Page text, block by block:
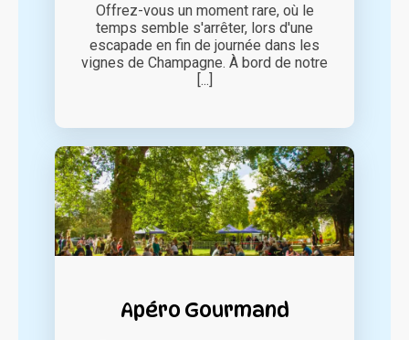
Offrez-vous un moment rare, où le
temps semble s'arrêter, lors d'une
escapade en fin de journée dans les
vignes de Champagne. À bord de notre
[...]
Apéro Gourmand